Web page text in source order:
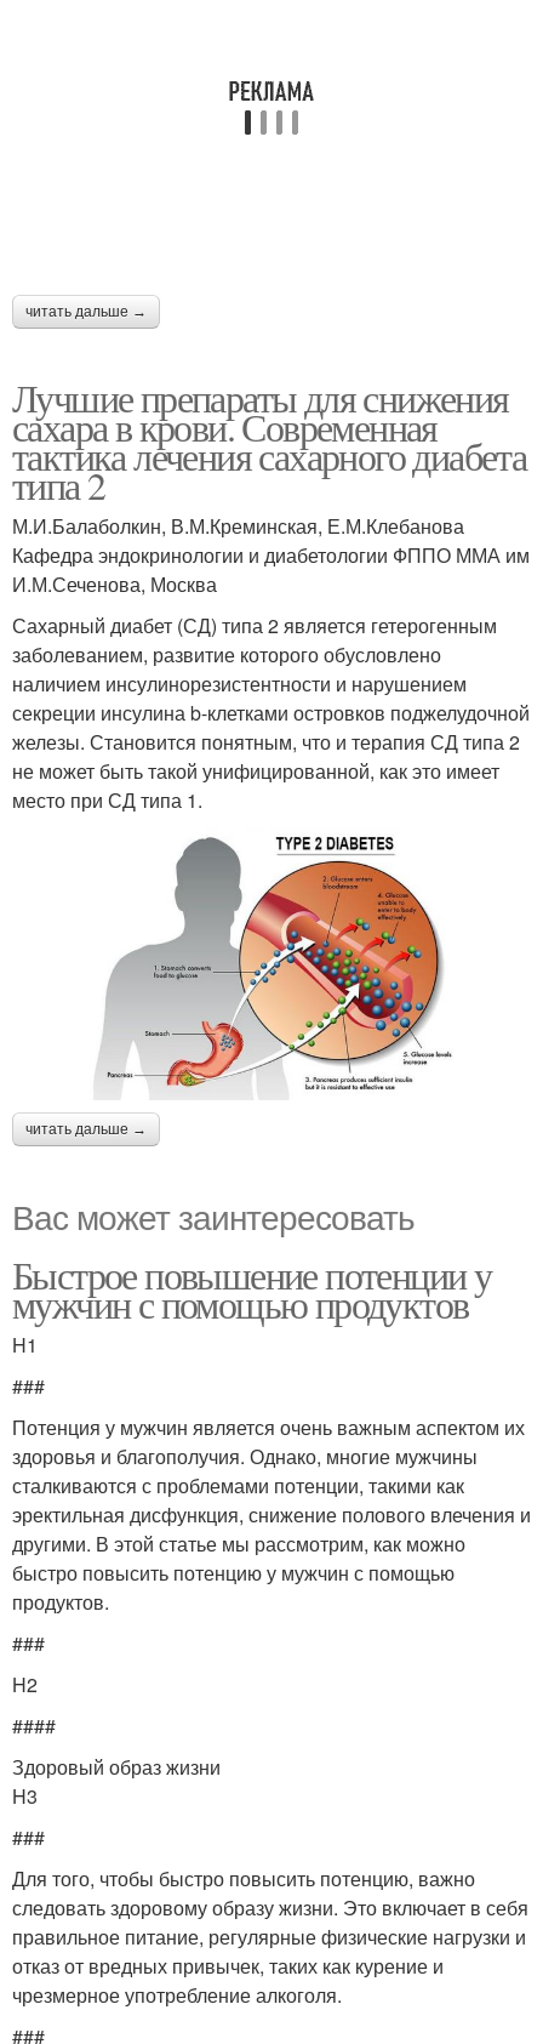
читать дальше →
Лучшие препараты для снижения
сахара в крови. Современная
тактика лечения сахарного диабета
типа 2
М.И.Балаболкин, В.М.Креминская, Е.М.Клебанова
Кафедра эндокринологии и диабетологии ФППО ММА им
И.М.Сеченова, Москва
Сахарный диабет (СД) типа 2 является гетерогенным
заболеванием, развитие которого обусловлено
наличием инсулинорезистентности и нарушением
секреции инсулина b-клетками островков поджелудочной
железы. Становится понятным, что и терапия СД типа 2
не может быть такой унифицированной, как это имеет
место при СД типа 1.
читать дальше →
Вас может заинтересовать
Быстрое повышение потенции у
мужчин с помощью продуктов
H1
###
Потенция у мужчин является очень важным аспектом их
здоровья и благополучия. Однако, многие мужчины
сталкиваются с проблемами потенции, такими как
эректильная дисфункция, снижение полового влечения и
другими. В этой статье мы рассмотрим, как можно
быстро повысить потенцию у мужчин с помощью
продуктов.
###
H2
####
Здоровый образ жизни
H3
###
Для того, чтобы быстро повысить потенцию, важно
следовать здоровому образу жизни. Это включает в себя
правильное питание, регулярные физические нагрузки и
отказ от вредных привычек, таких как курение и
чрезмерное употребление алкоголя.
###